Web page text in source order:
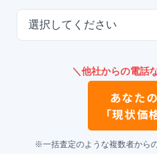
選択してください
＼他社からの電話
あなたの
「現状価
※一括査定のような複数者から